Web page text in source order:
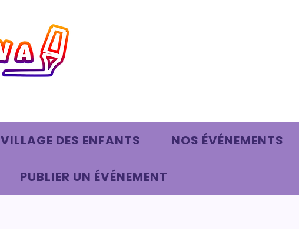
VILLAGE DES ENFANTS NOS ÉVÉNEMENTS
PUBLIER UN ÉVÉNEMENT